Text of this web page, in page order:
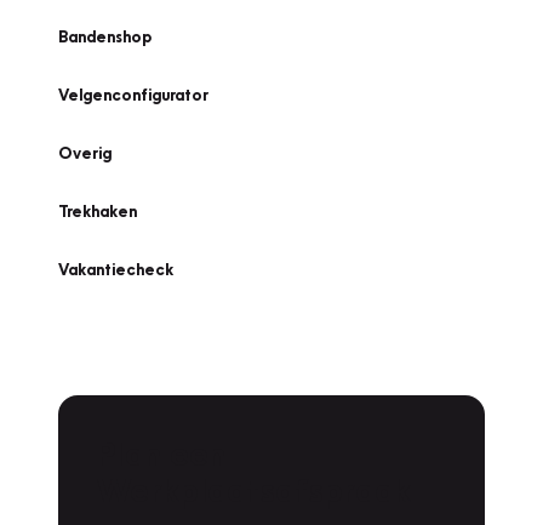
Bandenshop
Velgenconfigurator
Overig
Trekhaken
Vakantiecheck